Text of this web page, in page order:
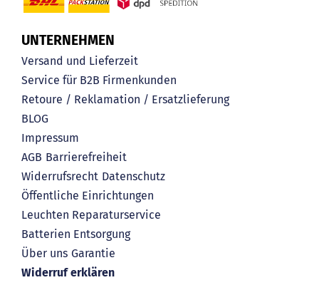
UNTERNEHMEN
Versand und Lieferzeit
Service für B2B Firmenkunden
Retoure / Reklamation / Ersatzlieferung
BLOG
Impressum
AGB Barrierefreiheit
Widerrufsrecht Datenschutz
Öffentliche Einrichtungen
Leuchten Reparaturservice
Batterien Entsorgung
Über uns Garantie
Widerruf erklären